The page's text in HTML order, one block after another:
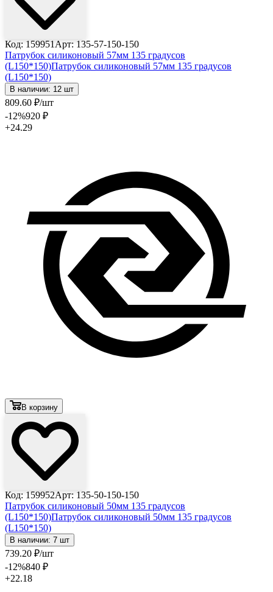
Код: 159951 Арт: 135-57-150-150
Патрубок силиконовый 57мм 135 градусов
(L150*150)Патрубок силиконовый 57мм 135 градусов
(L150*150)
В наличии: 12 шт
809.60 ₽/шт
-12%920 ₽
+24.29
В корзину
Код: 159952Арт: 135-50-150-150
Патрубок силиконовый 50мм 135 градусов
(L150*150)Патрубок силиконовый 50мм 135 градусов
(L150*150)
В наличии: 7 шт
739.20 ₽/шт
-12%840 ₽
+22.18